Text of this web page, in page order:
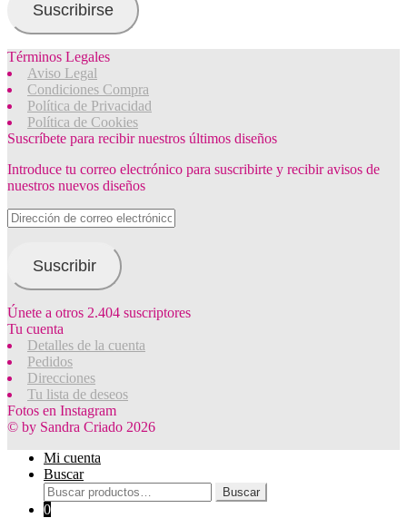
Suscribirse
Términos Legales
Aviso Legal
Condiciones Compra
Política de Privacidad
Política de Cookies
Suscríbete para recibir nuestros últimos diseños
Introduce tu correo electrónico para suscribirte y recibir avisos de
nuestros nuevos diseños
Dirección
de
electrónico
Suscribir
Únete a otros 2.404 suscriptores
Tu cuenta
Detalles de la cuenta
Pedidos
Direcciones
Tu lista de deseos
Fotos en Instagram
© by Sandra Criado 2026
Mi cuenta
Buscar
Buscar
por:
Buscar
0